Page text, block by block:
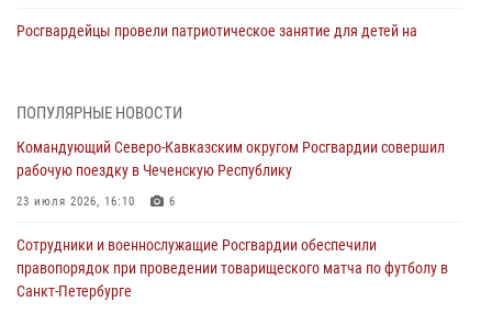
Росгвардейцы провели патриотическое занятие для детей на
юных воспитанников спортивной школы
08 августа 2026, 13:00
стен музея истории космонавтики в Калуге
08 августа 2026, 09:29 2
ПОПУЛЯРНЫЕ НОВОСТИ
Командующий Северо-Кавказским округом Росгвардии совершил
рабочую поездку в Чеченскую Республику
23 июля 2026, 16:10 6
Сотрудники и военнослужащие Росгвардии обеспечили
правопорядок при проведении товарищеского матча по футболу в
Санкт-Петербурге